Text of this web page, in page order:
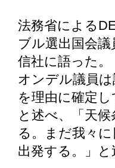
法務省による
ブル選出国会
信社に語った。
オンデル議員
を理由に確定
と述べ、「天
る。まだ我々
出発する。」と